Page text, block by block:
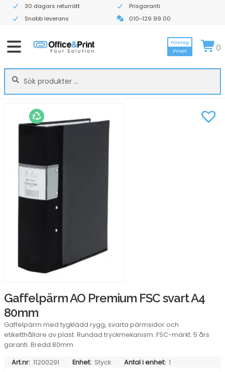
30 dagars returrätt
Prisgaranti
Snabb leverans
010-129 99 00
Sök
efter:
Sök
Företag
Privat
0
Gaffelpärm AO Premium FSC svart A4
80mm
Gaffelpärm med tygklädd rygg, svarta pärmsidor och
etiketthållare av plast. Rundad tryckmekanism. FSC-märkt. 5 års
garanti. Bredd 80mm
Art.nr: 11200291 Enhet: Styck Antal i enhet: 1